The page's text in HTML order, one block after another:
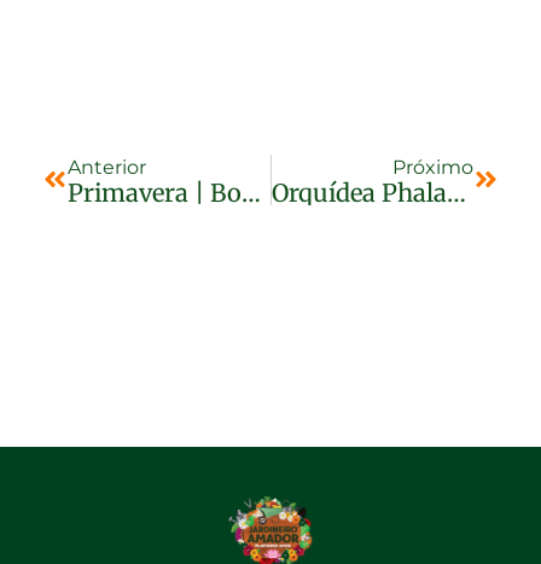
Anterior
Primavera | Bougainville No Vaso Ou Jardim
Próximo
Orquídea Phalaenopsis | Como Cultivar